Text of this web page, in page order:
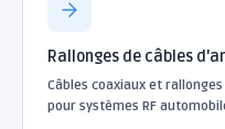
Rallonges de câbles
Câbles coaxiaux et rallonges
pour systèmes RF